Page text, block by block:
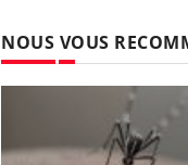
NOUS VOUS